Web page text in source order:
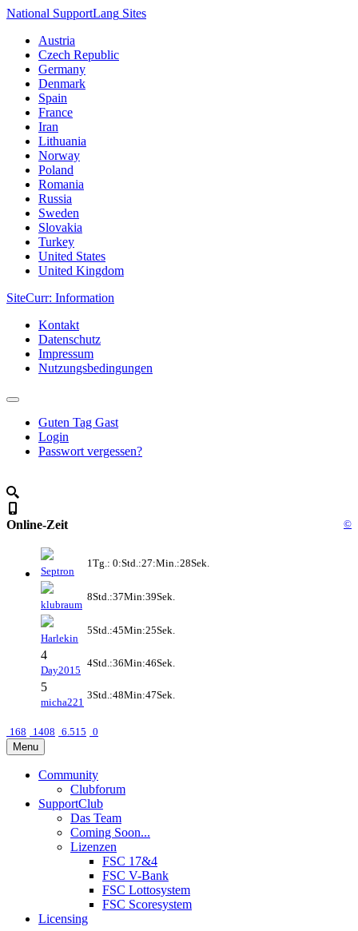
National SupportLang Sites
Austria
Czech Republic
Germany
Denmark
Spain
France
Iran
Lithuania
Norway
Poland
Romania
Russia
Sweden
Slovakia
Turkey
United States
United Kingdom
SiteCurr: Information
Kontakt
Datenschutz
Impressum
Nutzungsbedingungen
Guten Tag Gast
Login
Passwort vergessen?
Online-Zeit ©
Septron
1Tg.: 0:Std.:27:Min.:28Sek.
klubraum
8Std.:37Min:39Sek.
Harlekin
5Std.:45Min:25Sek.
4
Day2015
4Std.:36Min:46Sek.
5
micha221
3Std.:48Min:47Sek.
168 1408 6.515 0
Menu
Community
Clubforum
SupportClub
Das Team
Coming Soon...
Lizenzen
FSC 17&4
FSC V-Bank
FSC Lottosystem
FSC Scoresystem
Licensing